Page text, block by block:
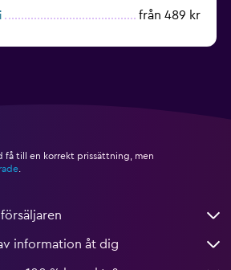
från 489 kr
få till en korrekt prissättning, men
information åt dig